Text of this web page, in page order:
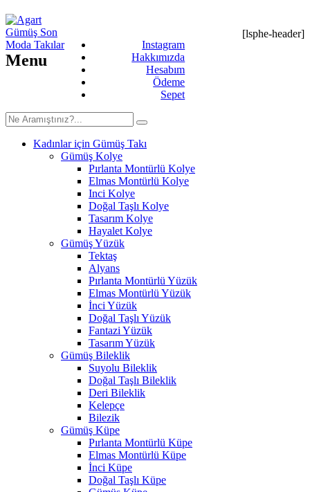
Instagram
Hakkımızda
Hesabım
Ödeme
Sepet
[lsphe-header]
Menu
Kadınlar için Gümüş Takı
Gümüş Kolye
Pırlanta Montürlü Kolye
Elmas Montürlü Kolye
Inci Kolye
Doğal Taşlı Kolye
Tasarım Kolye
Hayalet Kolye
Gümüş Yüzük
Tektaş
Alyans
Pırlanta Montürlü Yüzük
Elmas Montürlü Yüzük
İnci Yüzük
Doğal Taşlı Yüzük
Fantazi Yüzük
Tasarım Yüzük
Gümüş Bileklik
Suyolu Bileklik
Doğal Taşlı Bileklik
Deri Bileklik
Kelepçe
Bilezik
Gümüş Küpe
Pırlanta Montürlü Küpe
Elmas Montürlü Küpe
İnci Küpe
Doğal Taşlı Küpe